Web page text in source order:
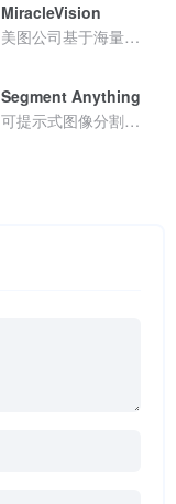
MiracleVision
美图公司基于海量美学数据训练推出的AI视觉大模型
Segment Anything
可提示式图像分割模型